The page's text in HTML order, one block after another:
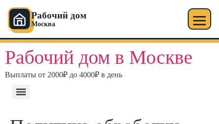
Рабочий дом
Москва
Рабочий дом в Москве
Выплаты от 2000₽ до 4000₽ в день